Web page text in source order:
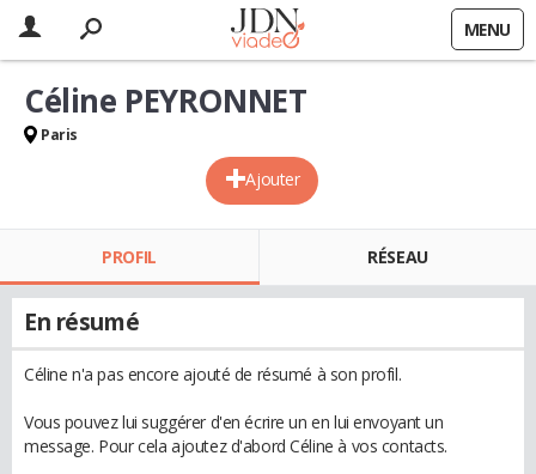
MENU
Ajouter
Céline PEYRONNET
Paris
PROFIL RÉSEAU
En résumé
Céline n'a pas encore ajouté de résumé à son profil.
Vous pouvez lui suggérer d'en écrire un en lui envoyant un
message. Pour cela ajoutez d'abord Céline à vos contacts.